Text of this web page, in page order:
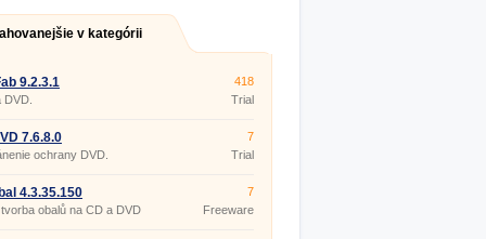
v kategórii
9.2.3.1
DVD.
418
Trial
7.6.8.0
ochrany DVD.
7
Trial
4.3.35.150
obalů na CD a DVD
7
Freeware